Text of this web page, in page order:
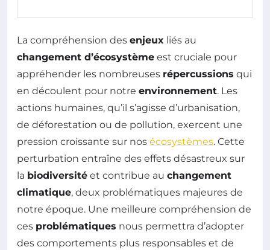
La compréhension des enjeux liés au
changement d’écosystème est cruciale pour
appréhender les nombreuses répercussions qui
en découlent pour notre environnement. Les
actions humaines, qu’il s’agisse d’urbanisation,
de déforestation ou de pollution, exercent une
pression croissante sur nos écosystèmes. Cette
perturbation entraîne des effets désastreux sur
la biodiversité et contribue au changement
climatique, deux problématiques majeures de
notre époque. Une meilleure compréhension de
ces problématiques nous permettra d’adopter
des comportements plus responsables et de